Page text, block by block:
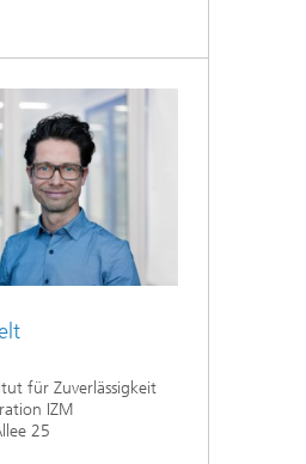
für Zuverlässigkeit
IZM
25